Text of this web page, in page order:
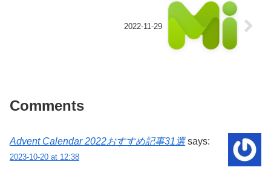
2022-11-29
Comments
Advent Calendar 2022おすすめ記事31選 says:
2023-10-20 at 12:38